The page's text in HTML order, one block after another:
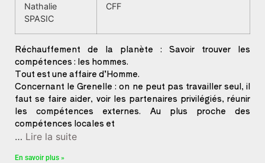
Nathalie
SPASIC
CFF
Réchauffement de la planète : Savoir trouver les
compétences : les hommes.
Tout est une affaire d’Homme.
Concernant le Grenelle : on ne peut pas travailler seul, il
faut se faire aider, voir les partenaires privilégiés, réunir
les compétences externes. Au plus proche des
compétences locales et
… Lire la suite
En savoir plus »